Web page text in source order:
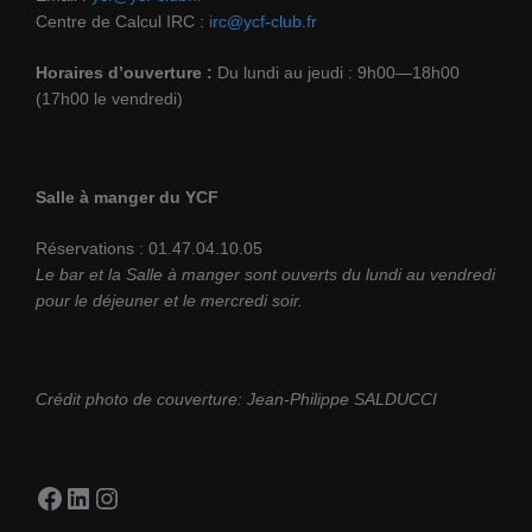
Centre de Calcul IRC : irc@ycf-club.fr
Horaires d’ouverture : Du lundi au jeudi : 9h00—18h00
(17h00 le vendredi)
Salle à manger du YCF
Réservations : 01.47.04.10.05
Le bar et la Salle à manger sont ouverts du lundi au vendredi
pour le déjeuner et le mercredi soir.
Crédit photo de couverture: Jean-Philippe SALDUCCI
Facebook
LinkedIn
Instagram